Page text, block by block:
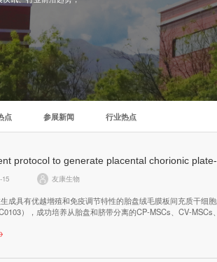
点 参展新闻 行业热点
15 友康生物
生成具有优越增殖和免疫调节特性的胎盘绒毛膜板间充质干细
），成功培养从胎盘和脐带分离的CP-MSCs、CV-